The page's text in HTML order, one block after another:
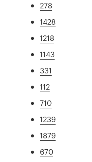
278
1428
1218
1143
331
112
710
1239
1879
670